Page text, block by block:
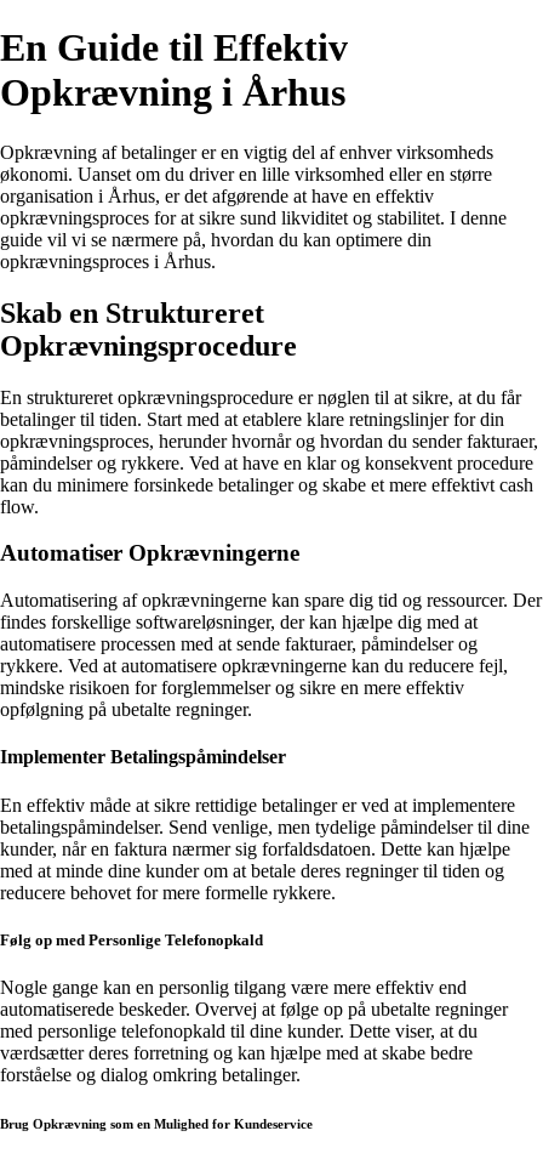
En Guide til Effektiv
Opkrævning i Århus
Opkrævning af betalinger er en vigtig del af enhver virksomheds
økonomi. Uanset om du driver en lille virksomhed eller en større
organisation i Århus, er det afgørende at have en effektiv
opkrævningsproces for at sikre sund likviditet og stabilitet. I denne
guide vil vi se nærmere på, hvordan du kan optimere din
opkrævningsproces i Århus.
Skab en Struktureret
Opkrævningsprocedure
En struktureret opkrævningsprocedure er nøglen til at sikre, at du får
betalinger til tiden. Start med at etablere klare retningslinjer for din
opkrævningsproces, herunder hvornår og hvordan du sender fakturaer,
påmindelser og rykkere. Ved at have en klar og konsekvent procedure
kan du minimere forsinkede betalinger og skabe et mere effektivt cash
flow.
Automatiser Opkrævningerne
Automatisering af opkrævningerne kan spare dig tid og ressourcer. Der
findes forskellige softwareløsninger, der kan hjælpe dig med at
automatisere processen med at sende fakturaer, påmindelser og
rykkere. Ved at automatisere opkrævningerne kan du reducere fejl,
mindske risikoen for forglemmelser og sikre en mere effektiv
opfølgning på ubetalte regninger.
Implementer Betalingspåmindelser
En effektiv måde at sikre rettidige betalinger er ved at implementere
betalingspåmindelser. Send venlige, men tydelige påmindelser til dine
kunder, når en faktura nærmer sig forfaldsdatoen. Dette kan hjælpe
med at minde dine kunder om at betale deres regninger til tiden og
reducere behovet for mere formelle rykkere.
Følg op med Personlige Telefonopkald
Nogle gange kan en personlig tilgang være mere effektiv end
automatiserede beskeder. Overvej at følge op på ubetalte regninger
med personlige telefonopkald til dine kunder. Dette viser, at du
værdsætter deres forretning og kan hjælpe med at skabe bedre
forståelse og dialog omkring betalinger.
Brug Opkrævning som en Mulighed for Kundeservice